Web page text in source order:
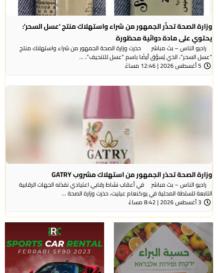
وزارة الصحة تحذّر الجمهور من شراء واستهلاك منتج ‘عسل السحر‘:
يحتوي على مادة دوائية محظورة
راديو الناس – بث مباشر حذرت وزارة الصحة الجمهور من شراء واستهلاك منتج
“عسل السحر”، الذي يُسوَّق أيضًا باسم “عسل للتنحيف”، ...
5 أغسطس 2026 | 12:46 مساءً
وزارة الصحة تحذر الجمهور من استهلاك مشروب GATRY
راديو الناس – بث مباشر في أعقاب نشاط رقابي اعتيادي نفذته الجهات الرقابية
التابعة للسلطة المحلية في يوكنعام عيليت، حذرت وزارة الصحة ...
3 أغسطس 2026 | 8:42 مساءً